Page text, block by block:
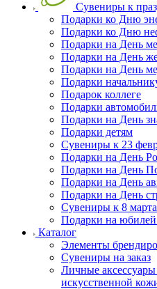
Сувениры к
Подарки ко Дню
Подарки ко Дню
Подарки на День
Подарки на День
Подарки на День
Подарки
Подарок коллеге
Подарки
Подарки на День
Подарки детям
Сувениры к 23
Подарки на День
Подарки на День
Подарки на День
Подарки на День
Сувениры к 8 марта
Подарки на
Каталог
Элементы
Сувениры на заказ
Личные
искусственной